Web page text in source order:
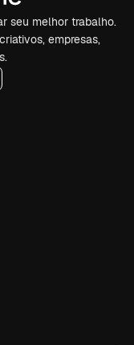
seu melhor trabalho.
empresas,